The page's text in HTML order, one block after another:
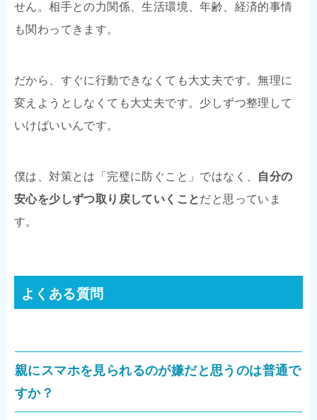
せん。相手との力関係、生活環境、年齢、経済的事情
も関わってきます。
だから、すぐに行動できなくても大丈夫です。無理に
変えようとしなくても大丈夫です。少しずつ整理して
いけばいいんです。
僕は、対策とは「完璧に防ぐこと」ではなく、 自分の
安心を少しずつ取り戻していくことだと思っていま
す。
よくある質問
親にスマホを見られるのが嫌だと思うのは普通で
すか？